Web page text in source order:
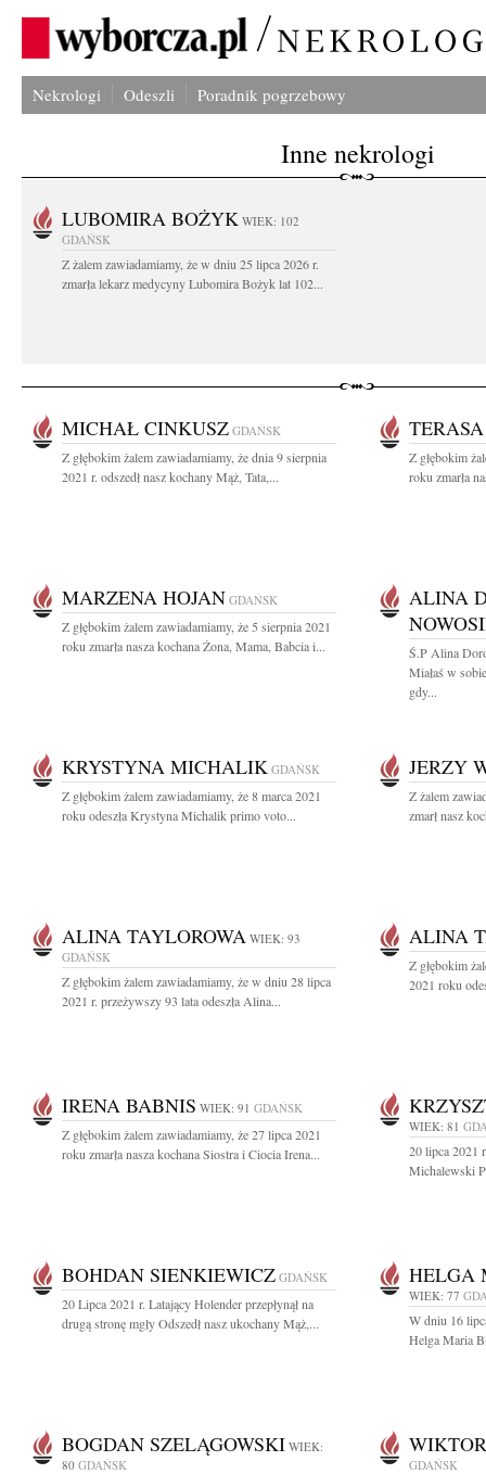
Nekrologi Odeszli Poradnik pogrzebowy
Inne nekrologi
LUBOMIRA BOŻYK WIEK: 102
GDAŃSK
Z żalem zawiadamiamy, że w dniu 25 lipca 2026 r.
zmarła lekarz medycyny Lubomira Bożyk lat 102...
MICHAŁ CINKUSZ GDAŃSK
Z głębokim żalem zawiadamiamy, że dnia 9 sierpnia
2021 r. odszedł nasz kochany Mąż, Tata,...
Z głębokim
roku zmarła
MARZENA HOJAN GDAŃSK
Z głębokim żalem zawiadamiamy, że 5 sierpnia 2021
roku zmarła nasza kochana Żona, Mama, Babcia i...
ALINA
Ś.P Alina
Miałaś w
gdy...
KRYSTYNA MICHALIK GDAŃSK
Z głębokim żalem zawiadamiamy, że 8 marca 2021
roku odeszła Krystyna Michalik primo voto...
JERZY
Z żalem
zmarł nasz
ALINA TAYLOROWA WIEK: 93
GDAŃSK
Z głębokim żalem zawiadamiamy, że w dniu 28 lipca
2021 r. przeżywszy 93 lata odeszła Alina...
ALINA
Z głębokim
2021 roku
IRENA BABNIS WIEK: 91 GDAŃSK
Z głębokim żalem zawiadamiamy, że 27 lipca 2021
roku zmarła nasza kochana Siostra i Ciocia Irena...
WIEK: 81
20 lipca 2021
Michalewski
BOHDAN SIENKIEWICZ GDAŃSK
20 Lipca 2021 r. Latający Holender przepłynął na
drugą stronę mgły Odszedł nasz ukochany Mąż,...
HELGA
WIEK: 77
W dniu 16
Helga Maria
BOGDAN SZELĄGOWSKI WIEK:
80 GDAŃSK GDAŃSK